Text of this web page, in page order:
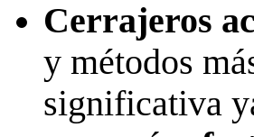
Cerrajeros
y métodos
significativa